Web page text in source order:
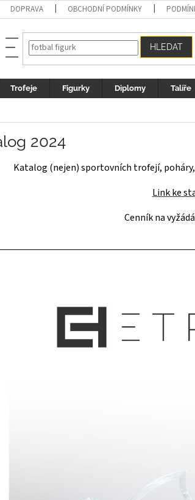
DOPRAVA OBCHODNÍ PODMÍNKY
HLEDAT
Trofeje Figurky Diplomy Talíře
2024
Katalog (nejen) sportovních trofejí,
Link ke
Cenník na